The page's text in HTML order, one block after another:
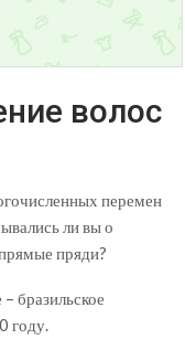
волос
перемен
ли вы о
пряди?
– бразильское
году.